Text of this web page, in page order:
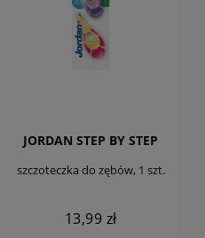
JORDAN STEP BY STEP
szczoteczka do zębów, 1 szt.
13,99 zł